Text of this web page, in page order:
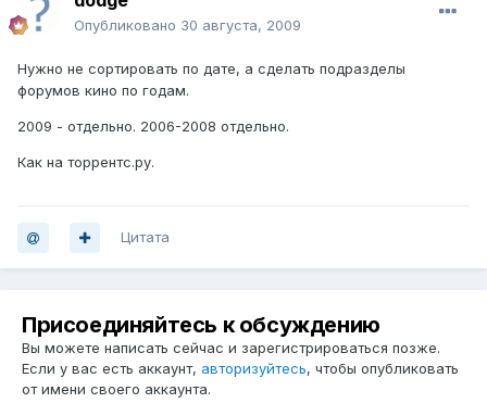
Опубликовано 30 августа, 2009
Нужно не сортировать по дате, а сделать подразделы
форумов кино по годам.
2009 - отдельно. 2006-2008 отдельно.
Как на торрентс.ру.
Цитата
Присоединяйтесь к обсуждению
Вы можете написать сейчас и зарегистрироваться позже.
Если у вас есть аккаунт, авторизуйтесь, чтобы опубликовать
от имени своего аккаунта.